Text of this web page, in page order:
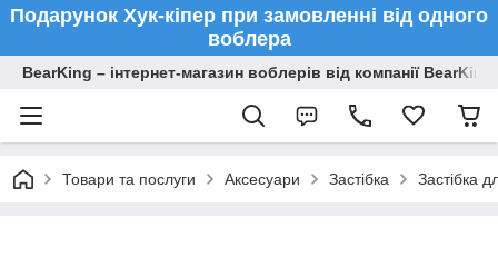
Подарунок Хук-кіпер при замовленні від одного
воблера
BearKing – інтернет-магазин воблерів від компанії BearKing
Товари та послуги Аксесуари Застібка Застібка